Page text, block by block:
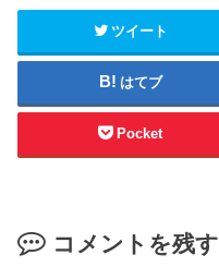
ツイート
はてブ
Pocket
コメントを残す